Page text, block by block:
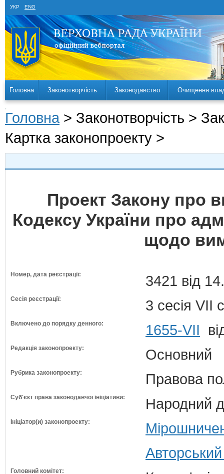
УКР ENG
Головна Законотворчість Законодавство Очищення
Головна > Законотворчість >
Картка законопроекту >
Проект Закону про
Кодексу України про
щодо
Номер, дата реєстрації: 3421 від
Сесія реєстрації: 3 сесія VII
Включено до порядку денного: 1655-VII
Редакція законопроекту: Основний
Рубрика законопроекту: Правова
Суб'єкт права законодавчої ініціативи: Народний
Ініціатор(и) законопроекту:
Головний комітет: